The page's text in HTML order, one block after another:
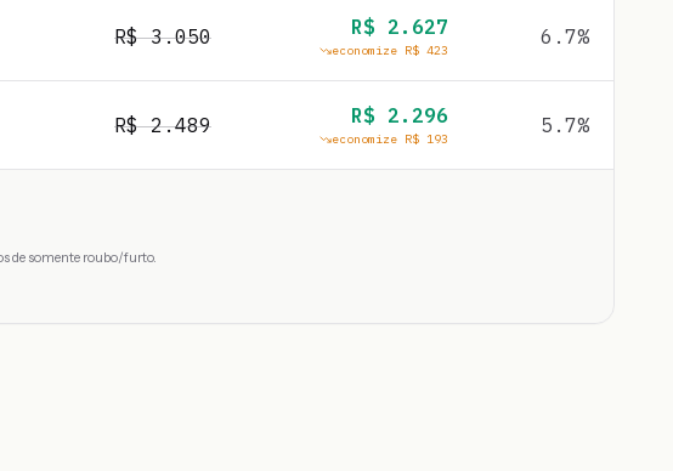
R$3.050 R$ 2.627
economize R$ 423
6.7%
R$2.489 R$ 2.296
economize R$ 193
5.7%
de somente roubo/furto.